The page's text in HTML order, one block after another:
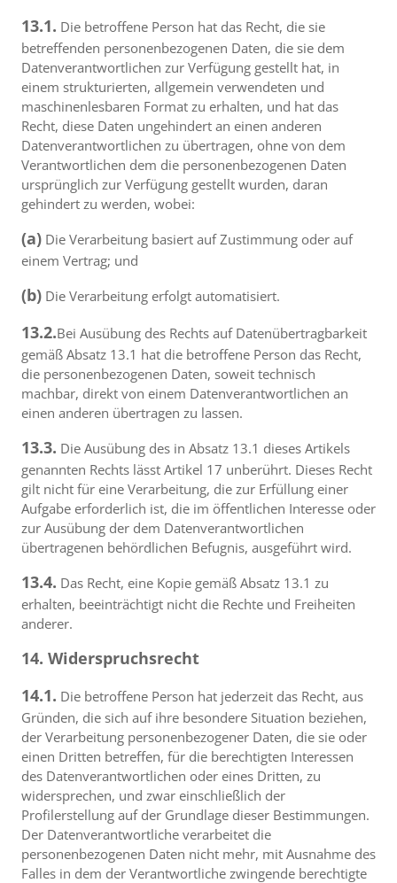
13.1. Die betroffene Person hat das Recht, die sie
betreffenden personenbezogenen Daten, die sie dem
Datenverantwortlichen zur Verfügung gestellt hat, in
einem strukturierten, allgemein verwendeten und
maschinenlesbaren Format zu erhalten, und hat das
Recht, diese Daten ungehindert an einen anderen
Datenverantwortlichen zu übertragen, ohne von dem
Verantwortlichen dem die personenbezogenen Daten
ursprünglich zur Verfügung gestellt wurden, daran
gehindert zu werden, wobei:
(a) Die Verarbeitung basiert auf Zustimmung oder auf
einem Vertrag; und
(b) Die Verarbeitung erfolgt automatisiert.
13.2.Bei Ausübung des Rechts auf Datenübertragbarkeit
gemäß Absatz 13.1 hat die betroffene Person das Recht,
die personenbezogenen Daten, soweit technisch
machbar, direkt von einem Datenverantwortlichen an
einen anderen übertragen zu lassen.
13.3. Die Ausübung des in Absatz 13.1 dieses Artikels
genannten Rechts lässt Artikel 17 unberührt. Dieses Recht
gilt nicht für eine Verarbeitung, die zur Erfüllung einer
Aufgabe erforderlich ist, die im öffentlichen Interesse oder
zur Ausübung der dem Datenverantwortlichen
übertragenen behördlichen Befugnis, ausgeführt wird.
13.4. Das Recht, eine Kopie gemäß Absatz 13.1 zu
erhalten, beeinträchtigt nicht die Rechte und Freiheiten
anderer.
14. Widerspruchsrecht
14.1. Die betroffene Person hat jederzeit das Recht, aus
Gründen, die sich auf ihre besondere Situation beziehen,
der Verarbeitung personenbezogener Daten, die sie oder
einen Dritten betreffen, für die berechtigten Interessen
des Datenverantwortlichen oder eines Dritten, zu
widersprechen, und zwar einschließlich der
Profilerstellung auf der Grundlage dieser Bestimmungen.
Der Datenverantwortliche verarbeitet die
personenbezogenen Daten nicht mehr, mit Ausnahme des
Falles in dem der Verantwortliche zwingende berechtigte